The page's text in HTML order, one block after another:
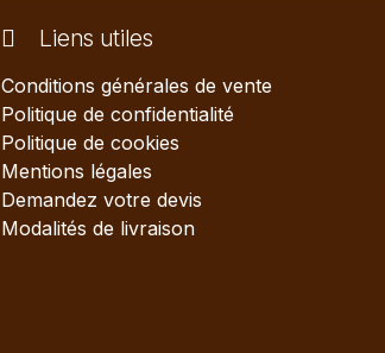
Liens utiles
Conditions générales de vente
Politique de confidentialité
Politique de cookies
Mentions légales
Demandez votre devis
Modalités de livraison